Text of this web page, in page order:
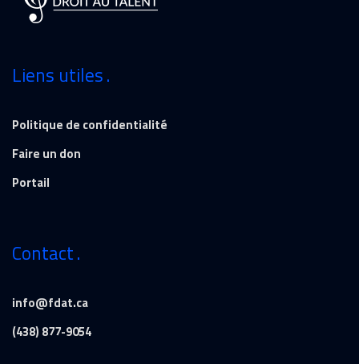
Liens utiles
Politique de confidentialité
Faire un don
Portail
Contact
info@fdat.ca
(438) 877-9054